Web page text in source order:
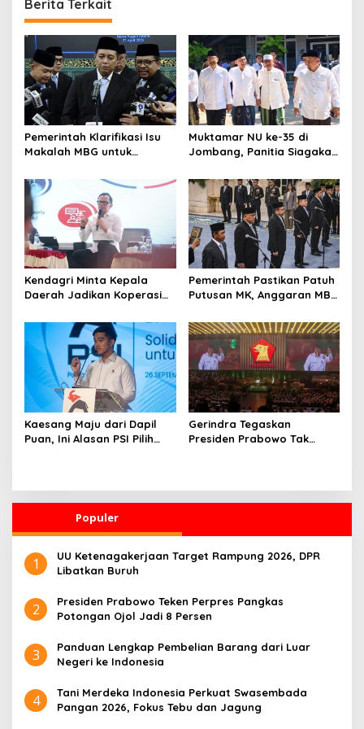
Berita Terkait
Pemerintah Klarifikasi Isu
Makalah MBG untuk
Perdamaian 2026
Muktamar NU ke-35 di
Jombang, Panitia Siagakan
Kendagri Minta Kepala
Daerah Jadikan Koperasi
Ekonomi Desa
Pemerintah Pastikan Patuh
Putusan MK, Anggaran MBG
Pendidikan
Kaesang Maju dari Dapil
Puan, Ini Alasan PSI Pilih
Gerindra Tegaskan
Presiden Prabowo Tak
Populer
1
UU Ketenagakerjaan Target Rampung 2026, DPR
Libatkan Buruh
2
Presiden Prabowo Teken Perpres Pangkas
Potongan Ojol Jadi 8 Persen
3
Panduan Lengkap Pembelian Barang dari Luar
Negeri ke Indonesia
4
Tani Merdeka Indonesia Perkuat Swasembada
Pangan 2026, Fokus Tebu dan Jagung